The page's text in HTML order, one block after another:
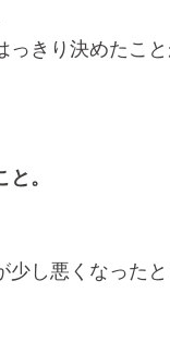
きり決めたこと
。
し悪くなったと